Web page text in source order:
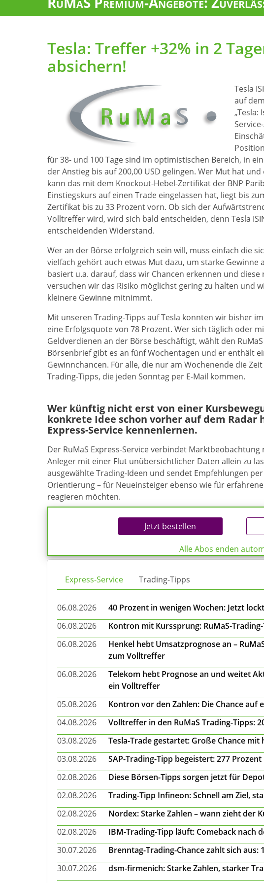
Tesla: Treffer +32% in 2
absichern!
Tesla
auf
„Tesla:
für 38- und 100 Tage sind im optimistischen Bereich, in
der Anstieg bis auf 200,00 USD gelingen. Wer Mut hat
kann das mit dem Knockout-Hebel-Zertifikat der BNP
Einstiegskurs auf einen Trade eingelassen hat, liegt bis
Zertifikat bis zu 33 Prozent vorn. Ob sich der
Volltreffer wird, wird sich bald entscheiden, denn Tesla
entscheidenden Widerstand.
Wer an der Börse erfolgreich sein will, muss einfach die
vielfach gehört auch etwas Mut dazu, um starke Gewinne
basiert u.a. darauf, dass wir Chancen erkennen und
versuchen wir das Risiko möglichst gering zu halten und
kleinere Gewinne mitnimmt.
Mit unseren Trading-Tipps auf Tesla konnten wir bisher
eine Erfolgsquote von 78 Prozent. Wer sich täglich oder
Geldverdienen an der Börse beschäftigt, wählt den
Börsenbrief gibt es an fünf Wochentagen und er enthält
Gewinnchancen. Für alle, die nur am Wochenende die
Trading-Tipps, die jeden Sonntag per E-Mail kommen.
Wer künftig nicht erst von einer
konkrete Idee schon vorher auf dem Radar
Express-Service kennenlernen.
Der RuMaS Express-Service verbindet
Anleger mit einer Flut unübersichtlicher Daten allein zu
ausgewählte Trading-Ideen und sendet Empfehlungen
Orientierung – für Neueinsteiger ebenso wie für
reagieren möchten.
Jetzt bestellen
Alle Abos enden
Express-Service Trading-Tipps
06.08.2026
40 Prozent in wenigen Wochen: Jetzt
06.08.2026
Kontron mit Kurssprung: RuMaS-
06.08.2026
Henkel hebt Umsatzprognose an –
zum Volltreffer
06.08.2026
Telekom hebt Prognose an und weitet
ein Volltreffer
05.08.2026
Kontron vor den Zahlen: Die Chance
04.08.2026
Volltreffer in den RuMaS Trading-Tipps:
03.08.2026
Tesla-Trade gestartet: Große Chance mit
03.08.2026
SAP-Trading-Tipp begeistert: 277
02.08.2026
Diese Börsen-Tipps sorgen jetzt für
02.08.2026
Trading-Tipp Infineon: Schnell am Ziel,
02.08.2026
Nordex: Starke Zahlen – wann zieht der
02.08.2026
IBM-Trading-Tipp läuft: Comeback nach
30.07.2026
Brenntag-Trading-Chance zahlt sich aus:
30.07.2026
dsm-firmenich: Starke Zahlen, starker